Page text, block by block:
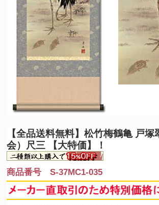
【全品送料無料】松竹梅鶴亀 戸塚
会）尺三 【大特価】！
商品番号 S-37MC1-035